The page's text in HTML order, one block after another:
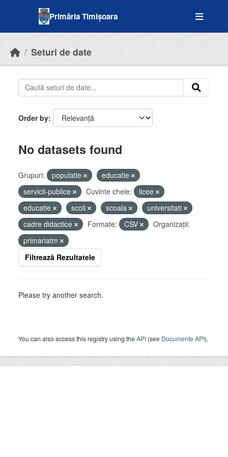
Primăria Timișoara
Seturi de date
Order by
No datasets found
Grupuri: populatie
educatie
servicii-publice
Cuvinte cheie:
licee
educatie
scoli scoala
universitati
cadre didactice
Formate: CSV
Organizații:
primariatm
Filtrează Rezultatele
Please try another search.
You can also access this registry using theAPI (see Documente API).